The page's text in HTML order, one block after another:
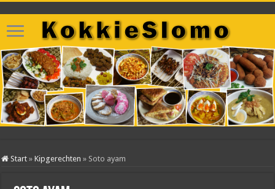
Start » Kipgerechten » Soto ayam